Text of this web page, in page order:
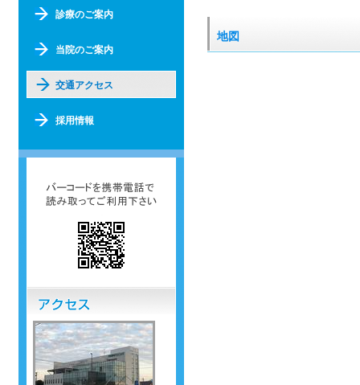
地図
診療のご案内
当院のご案内
交通アクセス
採用情報